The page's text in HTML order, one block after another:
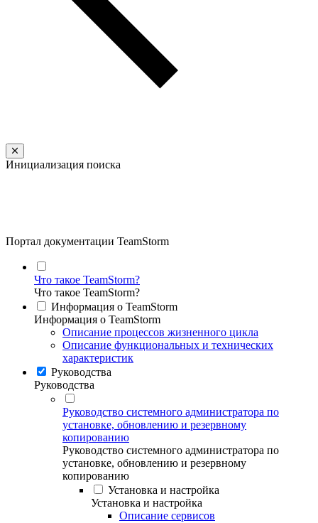
Инициализация поиска
Портал документации TeamStorm
Что такое TeamStorm?
Что такое TeamStorm?
Информация о TeamStorm
Информация о TeamStorm
Описание процессов жизненного цикла
Описание функциональных и технических
характеристик
Руководства
Руководства
Руководство системного администратора по
установке, обновлению и резервному
копированию
Руководство системного администратора по
установке, обновлению и резервному
копированию
Установка и настройка
Установка и настройка
Описание сервисов